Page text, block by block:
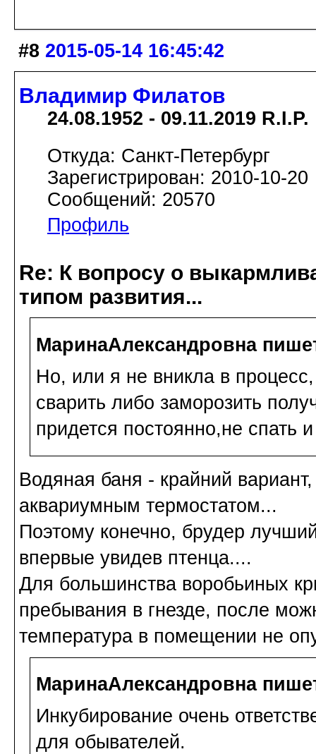
#8 2015-05-14 16:45:42
Владимир Филатов
24.08.1952 - 09.11.2019 R.I.P.
Откуда: Санкт-Петербург
Зарегистрирован: 2010-10-20
Сообщений: 20570
Профиль
Re: К вопросу о
типом развития...
МаринаАлександровна
Но, или я не вникла в
сварить либо заморозить
придется постоянно,не спать
Водяная баня - крайний
аквариумным термостатом...
Поэтому конечно, брудер
впервые увидев птенца....
Для большинства воробьиных
пребывания в гнезде, после
температура в помещении не
МаринаАлександровна
Инкубирование очень
для обывателей.